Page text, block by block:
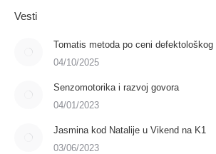
Vesti
Tomatis metoda po ceni defektološkog
04/10/2025
Senzomotorika i razvoj govora
04/01/2023
Jasmina kod Natalije u Vikend na K1
03/06/2023